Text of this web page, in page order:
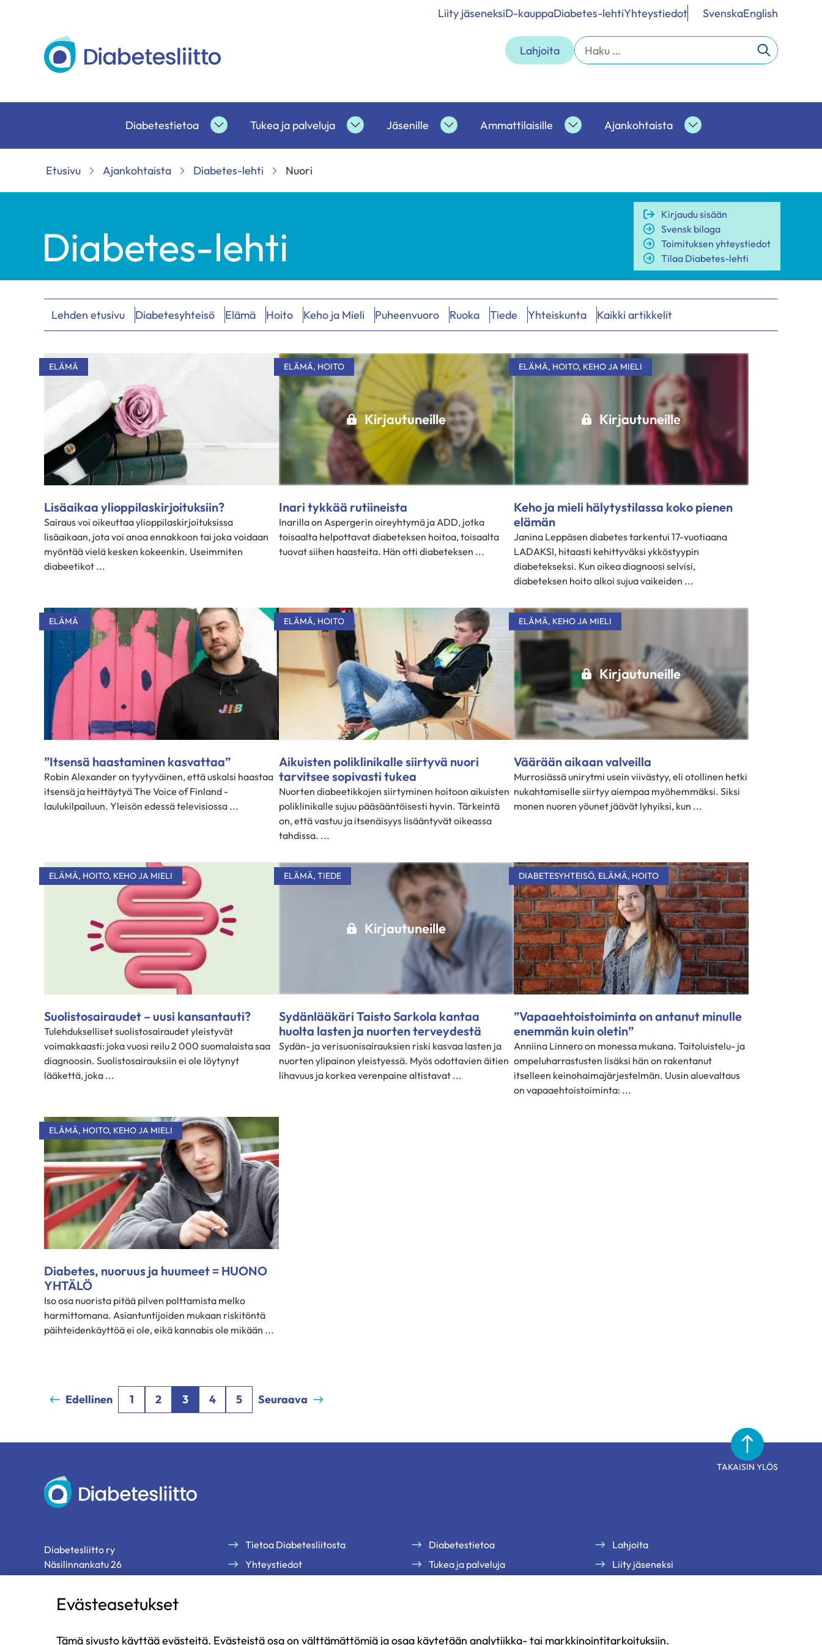
Liity jäseneksiD-kauppaDiabetes-lehtiYhteystiedot SvenskaEnglish
Diabetesliitto Lahjoita Haku:
Diabetestietoa
Diabetestietoa
alasivut
Tukea ja palveluja
Tukea
ja
Jäsenille
Jäsenille
alasivut
Ammattilaisille
Ammattilaisille
alasivut
Ajankohtaista
Ajankohtaista
alasivut
Etusivu
Ajankohtaista Diabetes-lehti Nuori
Diabetes-lehti
Kirjaudu sisään
Svensk bilaga
Toimituksen yhteystiedot
Tilaa Diabetes-lehti
Lehden etusivu Diabetesyhteisö Elämä Hoito Keho ja Mieli Puheenvuoro Ruoka Tiede Yhteiskunta Kaikki artikkelit
Hakutulokset
ELÄMÄ
Lisäaikaa ylioppilaskirjoituksiin?
Sairaus voi oikeuttaa ylioppilaskirjoituksissa
lisäaikaan, jota voi anoa ennakkoon tai joka voidaan
myöntää vielä kesken kokeenkin. Useimmiten
diabeetikot ...
Kirjautuneille
ELÄMÄ, HOITO
Inari tykkää rutiineista
Inarilla on Aspergerin oireyhtymä ja ADD, jotka
toisaalta helpottavat diabeteksen hoitoa, toisaalta
tuovat siihen haasteita. Hän otti diabeteksen ...
Kirjautuneille
ELÄMÄ, HOITO, KEHO JA MIELI
Keho ja mieli hälytystilassa koko pienen
elämän
Janina Leppäsen diabetes tarkentui 17-vuotiaana
LADAKSI, hitaasti kehittyväksi ykköstyypin
diabetekseksi. Kun oikea diagnoosi selvisi,
diabeteksen hoito alkoi sujua vaikeiden ...
ELÄMÄ
”Itsensä haastaminen kasvattaa”
Robin Alexander on tyytyväinen, että uskalsi haastaa
itsensä ja heittäytyä The Voice of Finland -
laulukilpailuun. Yleisön edessä televisiossa ...
ELÄMÄ, HOITO
Aikuisten poliklinikalle siirtyvä nuori
tarvitsee sopivasti tukea
Nuorten diabeetikkojen siirtyminen hoitoon aikuisten
poliklinikalle sujuu pääsääntöisesti hyvin. Tärkeintä
on, että vastuu ja itsenäisyys lisääntyvät oikeassa
tahdissa. ...
Kirjautuneille
ELÄMÄ, KEHO JA MIELI
Väärään aikaan valveilla
Murrosiässä unirytmi usein viivästyy, eli otollinen hetki
nukahtamiselle siirtyy aiempaa myöhemmäksi. Siksi
monen nuoren yöunet jäävät lyhyiksi, kun ...
ELÄMÄ, HOITO, KEHO JA MIELI
Suolistosairaudet – uusi kansantauti?
Tulehdukselliset suolistosairaudet yleistyvät
voimakkaasti: joka vuosi reilu 2 000 suomalaista saa
diagnoosin. Suolistosairauksiin ei ole löytynyt
lääkettä, joka ...
Kirjautuneille
ELÄMÄ, TIEDE
Sydänlääkäri Taisto Sarkola kantaa
huolta lasten ja nuorten terveydestä
Sydän- ja verisuonisairauksien riski kasvaa lasten ja
nuorten ylipainon yleistyessä. Myös odottavien äitien
lihavuus ja korkea verenpaine altistavat ...
DIABETESYHTEISÖ, ELÄMÄ, HOITO
”Vapaaehtoistoiminta on antanut minulle
enemmän kuin oletin”
Anniina Linnero on monessa mukana. Taitoluistelu- ja
ompeluharrastusten lisäksi hän on rakentanut
itselleen keinohaimajärjestelmän. Uusin aluevaltaus
on vapaaehtoistoiminta: ...
ELÄMÄ, HOITO, KEHO JA MIELI
Diabetes, nuoruus ja huumeet = HUONO
YHTÄLÖ
Iso osa nuorista pitää pilven polttamista melko
harmittomana. Asiantuntijoiden mukaan riskitöntä
päihteidenkäyttöä ei ole, eikä kannabis ole mikään ...
Edellinen 1 2 3 4 5 Seuraava
TAKAISIN YLÖS
Diabetesliitto
Diabetesliitto ry
Näsilinnankatu 26
33200 Tampere
p. 03 2860 111 (ma-pe klo 9-13)
Tietoa Diabetesliitosta
Yhteystiedot
Diabetestietoa
Tukea ja palveluja
Yritysyhteistyö ja kumppanuus
Lahjoita
Liity jäseneksi
Evästeasetukset
Tämä sivusto käyttää evästeitä. Evästeistä osa on välttämättömiä ja osaa käytetään analytiikka- tai markkinointitarkoituksiin.